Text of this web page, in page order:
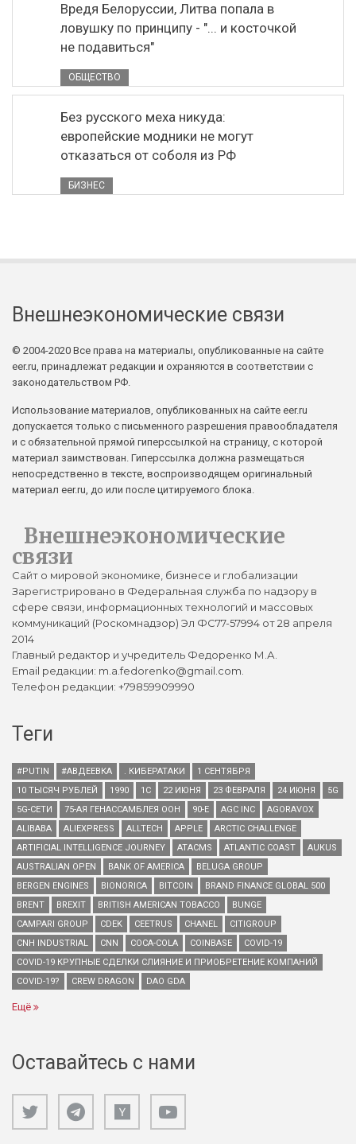
Вредя Белоруссии, Литва попала в
ловушку по принципу - "... и косточкой
не подавиться"
ОБЩЕСТВО
Без русского меха никуда:
европейские модники не могут
отказаться от соболя из РФ
БИЗНЕС
Внешнеэкономические связи
© 2004-2020 Все права на материалы, опубликованные на сайте
eer.ru, принадлежат редакции и охраняются в соответствии с
законодательством РФ.
Использование материалов, опубликованных на сайте eer.ru
допускается только с письменного разрешения правообладателя
и с обязательной прямой гиперссылкой на страницу, с которой
материал заимствован. Гиперссылка должна размещаться
непосредственно в тексте, воспроизводящем оригинальный
материал eer.ru, до или после цитируемого блока.
Внешнеэкономические
связи
Сайт о мировой экономике, бизнесе и глобализации
Зарегистрировано в Федеральная служба по надзору в
сфере связи, информационных технологий и массовых
коммуникаций (Роскомнадзор) Эл ФС77-57994 от 28 апреля
2014
Главный редактор и учредитель Федоренко М.А.
Email редакции: m.a.fedorenko@gmail.com.
Телефон редакции: +79859909990
Теги
#PUTIN #АВДЕЕВКА . КИБЕРАТАКИ
1 СЕНТЯБРЯ
10 ТЫСЯЧ РУБЛЕЙ
1990 1С 22 ИЮНЯ 23 ФЕВРАЛЯ 24 ИЮНЯ
5G
5G-СЕТИ
75-АЯ ГЕНАССАМБЛЕЯ ООН 90-Е AGC INC
AGORAVOX
ALIBABA
ALIEXPRESS ALLTECH APPLE
ARCTIC CHALLENGE
ARTIFICIAL INTELLIGENCE JOURNEY
ATACMS ATLANTIC COAST
AUKUS
AUSTRALIAN OPEN
BANK OF AMERICA
BELUGA GROUP
BERGEN ENGINES
BIONORICA BITCOIN
BRAND FINANCE GLOBAL 500
BRENT
BREXIT BRITISH AMERICAN TOBACCO
BUNGE
CAMPARI GROUP
CDEK CEETRUS CHANEL
CITIGROUP
CNH INDUSTRIAL
CNN COCA-COLA COINBASE
COVID-19
COVID-19 КРУПНЫЕ СДЕЛКИ СЛИЯНИЕ И ПРИОБРЕТЕНИЕ КОМПАНИЙ
COVID-19?
CREW DRAGON DAO GDA
Ещё
Оставайтесь с нами